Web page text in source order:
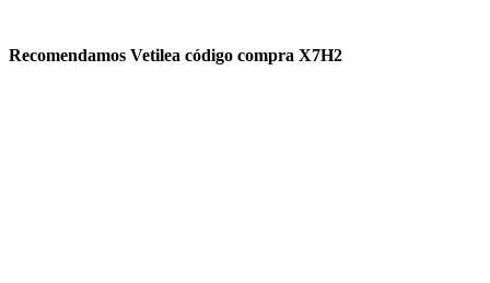
Recomendamos Vetilea código compra X7H2